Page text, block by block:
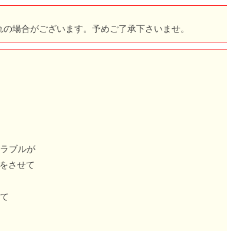
場合がございます。予めご了承下さいませ。
ブルが
させて